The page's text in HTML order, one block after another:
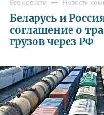
Все новости Новости
Беларусь и
соглашение о
грузов через РФ